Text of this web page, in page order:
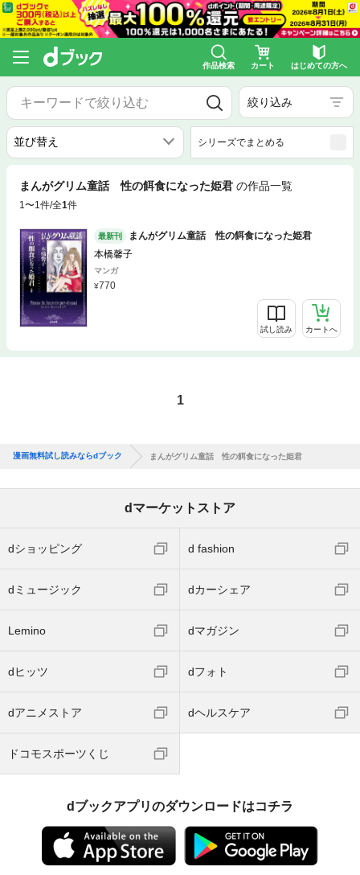
作品検索 カート はじめての方へ
絞り込み
シリーズでまとめる
まんがグリム童話 性の餌食になった姫君 の作品一覧
1〜1件/全1件
最新刊
まんがグリム童話 性の餌食になった姫君
本橋馨子
マンガ
770
試し読み カートへ
1
漫画無料試し読みならdブック まんがグリム童話 性の餌食になった姫君
dマーケットストア
dショッピング d fashion
dミュージック dカーシェア
Lemino dマガジン
dヒッツ dフォト
dアニメストア dヘルスケア
ドコモスポーツくじ
dブックアプリのダウンロードはコチラ